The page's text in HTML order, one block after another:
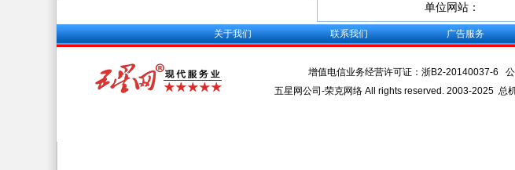
单位网站：
关于我们 联系我们 广告服务
增值电信业务经营许可证： 浙B2-20140037-6
五星网公司-荣克网络 All rights reserved. 2003-2025 总